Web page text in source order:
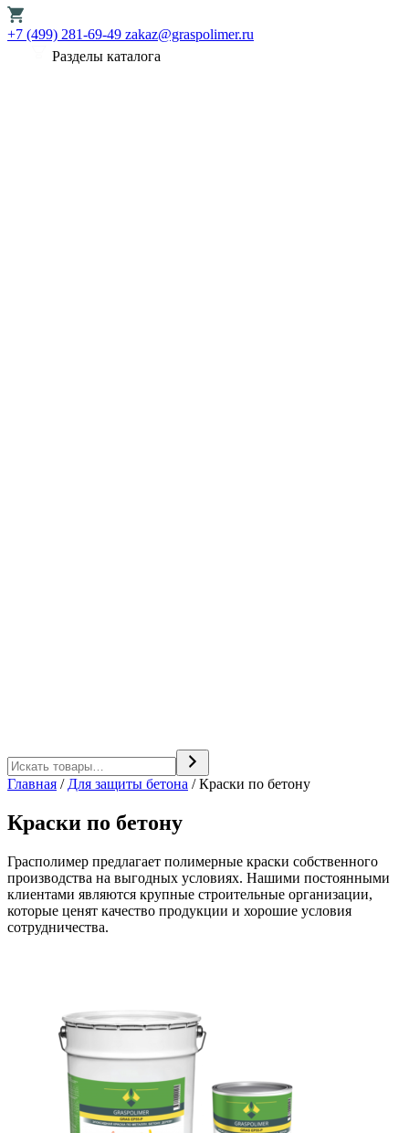
+7 (499) 281-69-49 zakaz@graspolimer.ru
Разделы каталога
Главная / Для защиты бетона / Краски по бетону
Краски по бетону
Грасполимер предлагает полимерные краски собственного
производства на выгодных условиях. Нашими постоянными
клиентами являются крупные строительные организации,
которые ценят качество продукции и хорошие условия
сотрудничества.